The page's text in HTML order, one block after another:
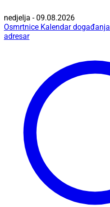
nedjelja - 09.08.2026
Osmrtnice Kalendar događanja
adresar